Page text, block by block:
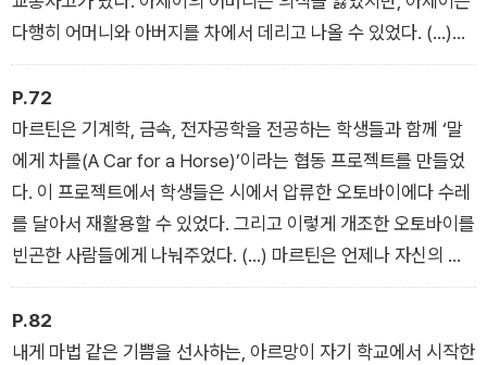
치 비공식 스케줄 같았죠. 그 아이는 절대로 혼자 있는 법이 없었
어요. 학교에서 운동 센터까지 걸어갈 때도, 청소년 센터를 나와
서 저녁을 먹으러 사촌네 집으로 걸어갈 때도요. 모두 그 아이가
얼마나 위태로운 상태인지 알고 있었고, 그 아이를 위해 자리를
지켜주었죠. 아이들의 동정심을, 팀워크를, 그들이 완벽하게 상황
을 이해하던 일을 결코 잊지 못할 거예요. 사람들을 밀쳐내고픈
마음이 들 수도 있는, 마음 깊이 고통을 겪고 있는 사람과 함께 지
낸다는 건 쉬운 일이 아니죠. 아이들은 단단히 버티고 서서 그 아
이를 계속 살렸어요.” [매기 맥도넬 / 캐나다]
다행히 어머니와 아버지를 차에서 데리고 나올 수 있었다. (…)
“아제이는 자기가 침착함을 유지했고 미소를 지으며 병원으로 걸
어 들어갔다고 얘기했어요. 의사가 도우러 와서야 아제이는 주저
앉았죠. 그 트라우마를 겪는 동안, 저랑 교실에서 했던 문제 해결
게임을 계속 떠올렸다고 말했어요. 매 시점 알맞은 결정을 내려야
한다는 사실을 알고 있었다고 했죠. 아제이는 자신의 감정을 잘
다스렸고, 그런 아제이가 정말 자랑스러워요.” [스와루프 라왈 /
인도]
P.72
마르틴은 기계학, 금속, 전자공학을 전공하는 학생들과 함께 ‘말
에게 차를(A Car for a Horse)’이라는 협동 프로젝트를 만들었
다. 이 프로젝트에서 학생들은 시에서 압류한 오토바이에다 수레
를 달아서 재활용할 수 있었다. 그리고 이렇게 개조한 오토바이를
빈곤한 사람들에게 나눠주었다. (…) 마르틴은 언제나 자신의 가
르침을 지역적 사안과 전 지구적인 사안에 연결한다. 그렇게 함으
로써 학생들이 공동체와 주변 세상을 더 폭넓게 경험하도록 해준
다. 이를 보여주는 완벽한 사례 하나는, 바로 예술 프로그램 지원
P.82
내게 마법 같은 기쁨을 선사하는, 아르망이 자기 학교에서 시작한